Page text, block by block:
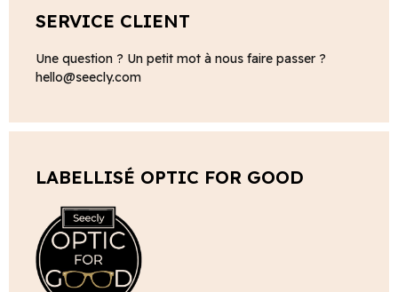
SERVICE CLIENT
Une question ? Un petit mot à nous faire passer ?
hello@seecly.com
LABELLISÉ OPTIC FOR GOOD